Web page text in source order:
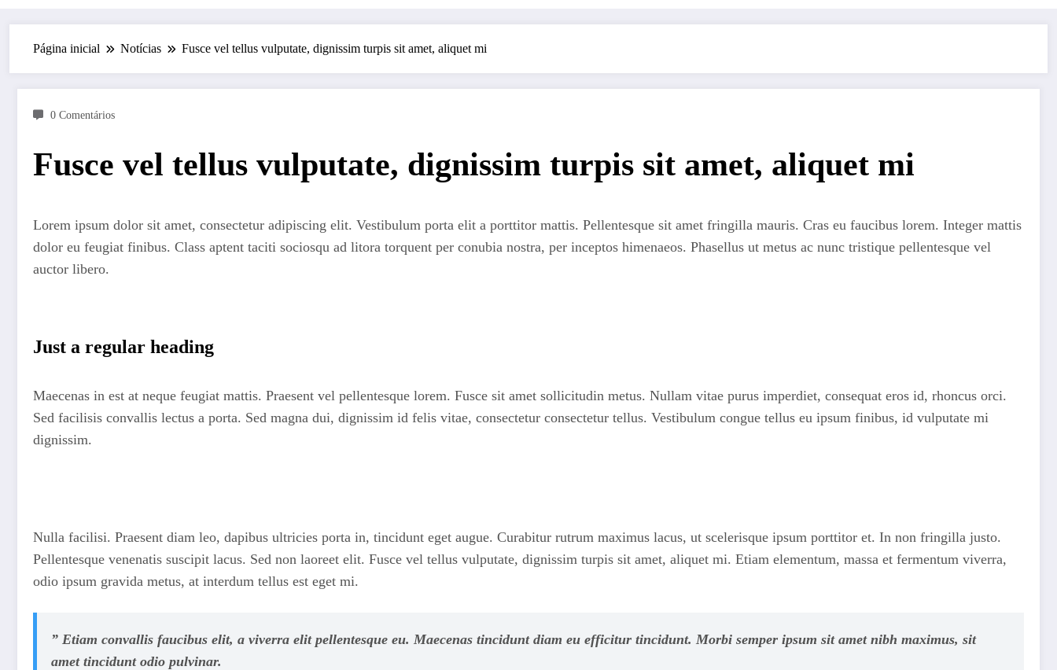
Página inicial Notícias Fusce vel tellus vulputate, dignissim turpis sit amet, aliquet mi
0 Comentários
Fusce vel tellus vulputate, dignissim turpis sit amet, aliquet mi
Lorem ipsum dolor sit amet, consectetur adipiscing elit. Vestibulum porta elit a porttitor mattis. Pellentesque sit amet fringilla mauris. Cras eu faucibus lorem. Integer mattis
dolor eu feugiat finibus. Class aptent taciti sociosqu ad litora torquent per conubia nostra, per inceptos himenaeos. Phasellus ut metus ac nunc tristique pellentesque vel
auctor libero.
Just a regular heading
Maecenas in est at neque feugiat mattis. Praesent vel pellentesque lorem. Fusce sit amet sollicitudin metus. Nullam vitae purus imperdiet, consequat eros id, rhoncus orci.
Sed facilisis convallis lectus a porta. Sed magna dui, dignissim id felis vitae, consectetur consectetur tellus. Vestibulum congue tellus eu ipsum finibus, id vulputate mi
dignissim.
Nulla facilisi. Praesent diam leo, dapibus ultricies porta in, tincidunt eget augue. Curabitur rutrum maximus lacus, ut scelerisque ipsum porttitor et. In non fringilla justo.
Pellentesque venenatis suscipit lacus. Sed non laoreet elit. Fusce vel tellus vulputate, dignissim turpis sit amet, aliquet mi. Etiam elementum, massa et fermentum viverra,
odio ipsum gravida metus, at interdum tellus est eget mi.
” Etiam convallis faucibus elit, a viverra elit pellentesque eu. Maecenas tincidunt diam eu efficitur tincidunt. Morbi semper ipsum sit amet nibh maximus, sit
amet tincidunt odio pulvinar.